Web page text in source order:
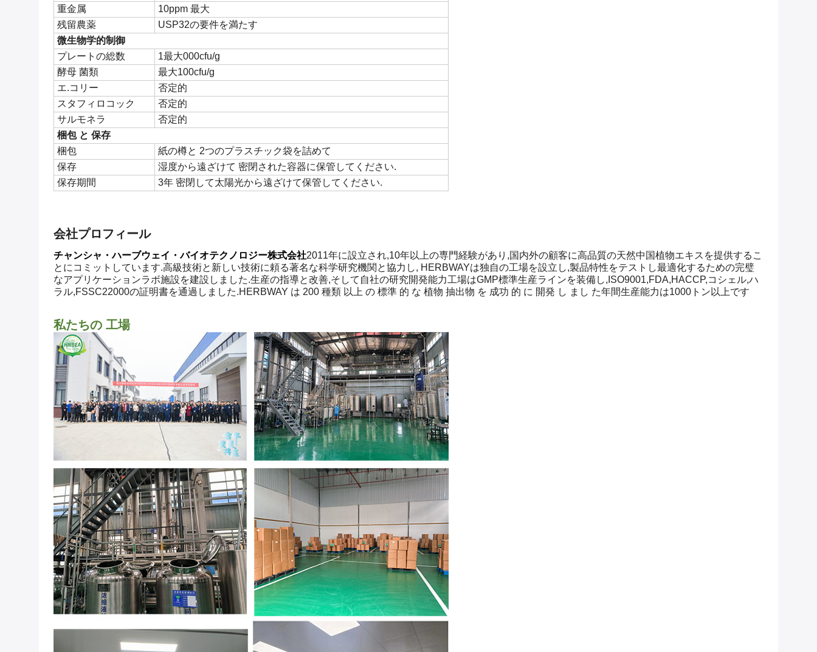
重金属
10ppm 最大
残留農薬
USP32の要件を満たす
微生物学的制御
プレートの総数
1最大000cfu/g
酵母 菌類
最大100cfu/g
エ.コリー
否定的
スタフィロコック
否定的
サルモネラ
否定的
梱包 と 保存
梱包
紙の樽と 2つのプラスチック袋を詰めて
保存
湿度から遠ざけて 密閉された容器に保管してください.
保存期間
3年 密閉して太陽光から遠ざけて保管してください.
会社プロフィール
チャンシャ・ハーブウェイ・バイオテクノロジー株式会社2011年に設立され,10年以上の専門経験があり,国内外の顧客に高品質の天然中国植物エキスを提供するこ
とにコミットしています.高級技術と新しい技術に頼る著名な科学研究機関と協力し, HERBWAYは独自の工場を設立し,製品特性をテストし最適化するための完璧
なアプリケーションラボ施設を建設しました.生産の指導と改善,そして自社の研究開発能力工場はGMP標準生産ラインを装備し,ISO9001,FDA,HACCP,コシェル,ハ
ラル,FSSC22000の証明書を通過しました.HERBWAY は 200 種類 以上 の 標準 的 な 植物 抽出物 を 成功 的 に 開発 し まし た年間生産能力は1000トン以上です
私たちの 工場